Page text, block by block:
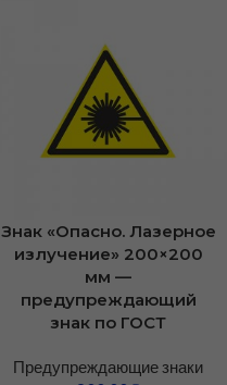
Знак «Опасно. Лазерное
излучение» 200×200
мм —
предупреждающий
знак по ГОСТ
Предупреждающие знаки